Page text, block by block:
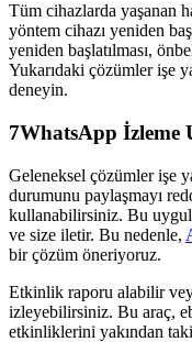
Tüm cihazlarda yaşanan
yöntem cihazı yeniden
yeniden başlatılması,
Yukarıdaki çözümler işe
deneyin.
7WhatsApp İzleme
Geleneksel çözümler işe
durumunu paylaşmayı
kullanabilirsiniz. Bu
ve size iletir. Bu nedenle,
bir çözüm öneriyoruz.
Etkinlik raporu alabilir
izleyebilirsiniz. Bu araç,
etkinliklerini yakından